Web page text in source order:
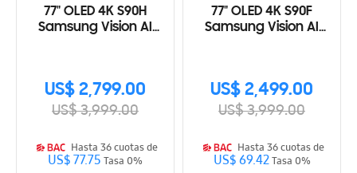
77" OLED 4K S90H
Samsung Vision AI
US$ 2,799.00
US$ 3,999.00
Hasta 36 cuotas de
US$ 77.75Tasa 0%
77" OLED 4K S90F
Samsung Vision AI
US$ 2,499.00
US$ 3,999.00
Hasta 36 cuotas de
US$ 69.42Tasa 0%